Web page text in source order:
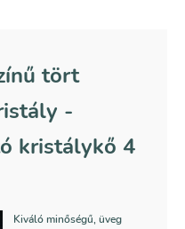
tört
-
kristálykő 4
Kiváló minőségű, üveg